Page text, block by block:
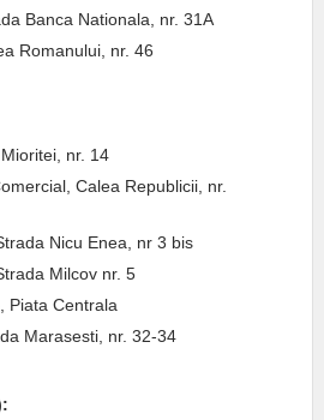
Banca Nationala, nr. 31A
Romanului, nr. 46
nr. 14
Calea Republicii, nr.
Nicu Enea, nr 3 bis
Milcov nr. 5
Piata Centrala
Marasesti, nr. 32-34